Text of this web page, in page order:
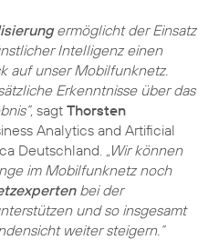
ermöglicht der Einsatz
Intelligenz einen
auf unser Mobilfunknetz.
Erkenntnisse über das
sagt Thorsten
Analytics and Artificial
Deutschland.
„Wir können
im Mobilfunknetz noch
bei der
und so insgesamt
weiter steigern.“